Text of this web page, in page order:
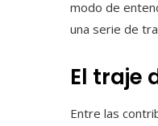
modo de
una serie de
El traje
Entre las